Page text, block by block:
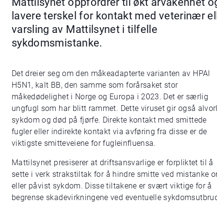
lavere terskel for kontakt med veterinær
varsling av Mattilsynet i tilfelle
sykdomsmistanke.
Det dreier seg om den måkeadapterte varianten av HPAI
H5N1, kalt BB, den samme som forårsaket stor
måkedødelighet i Norge og Europa i 2023. Det er særlig
ungfugl som har blitt rammet. Dette viruset gir også
sykdom og død på fjørfe. Direkte kontakt med smittede
fugler eller indirekte kontakt via avføring fra disse er de
viktigste smitteveiene for fugleinfluensa.
Mattilsynet presiserer at driftsansvarlige er forpliktet til å
sette i verk strakstiltak for å hindre smitte ved mistanke
eller påvist sykdom. Disse tiltakene er svært viktige for å
begrense skadevirkningene ved eventuelle